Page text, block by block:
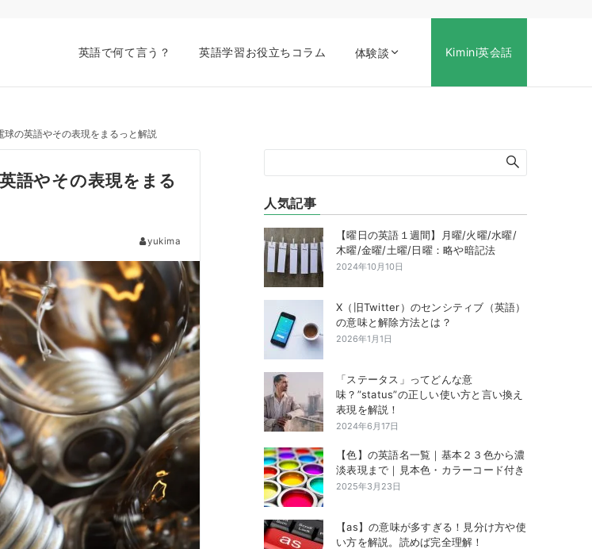
英語で何て言う？ 英語学習お役立ちコラム 体験談 Kimini英会話
球の英語やその表現をまるっと解説
語やその表現をまる
yukima
人気記事
【曜日の英語１週間】月曜/火曜/水曜/
木曜/金曜/土曜/日曜：略や暗記法
2024年10月10日
X（旧Twitter）のセンシティブ（英語）
の意味と解除方法とは？
2026年1月1日
「ステータス」ってどんな意
味？”status”の正しい使い方と言い換え
表現を解説！
2024年6月17日
【色】の英語名一覧｜基本２３色から濃
淡表現まで｜見本色・カラーコード付き
2025年3月23日
【as】の意味が多すぎる！見分け方や使
い方を解説。読めば完全理解！